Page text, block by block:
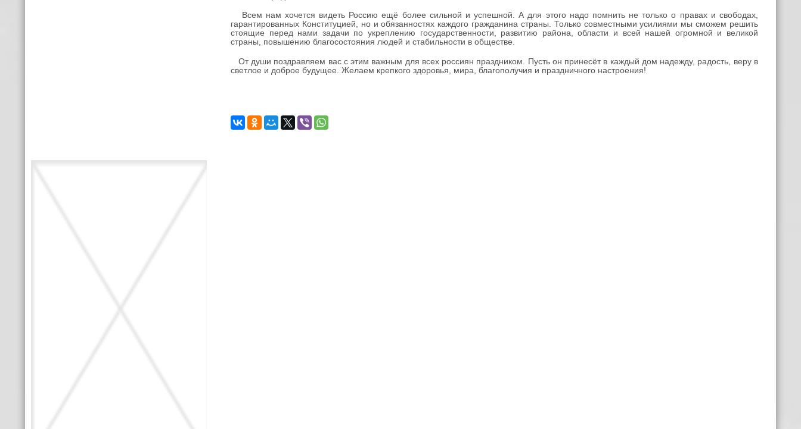
Всем нам хочется видеть Россию ещё более сильной и успешной. А для этого надо помнить не только о правах и свободах,
гарантированных Конституцией, но и обязанностях каждого гражданина страны. Только совместными усилиями мы сможем решить
стоящие перед нами задачи по укреплению государственности, развитию района, области и всей нашей огромной и великой
страны, повышению благосостояния людей и стабильности в обществе.
От души поздравляем вас с этим важным для всех россиян праздником. Пусть он принесёт в каждый дом надежду, радость, веру в
светлое и доброе будущее. Желаем крепкого здоровья, мира, благополучия и праздничного настроения!